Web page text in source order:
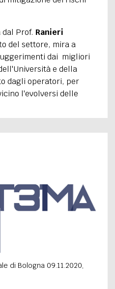
Prof. Ranieri
del settore, mira a
dai migliori
e della
dagli operatori, per
l'evolversi delle
di Bologna 09.11.2020,